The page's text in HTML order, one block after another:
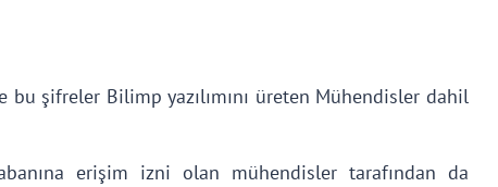
şifreler Bilimp yazılımını üreten Mühendisler dahil
erişim izni olan mühendisler tarafından da